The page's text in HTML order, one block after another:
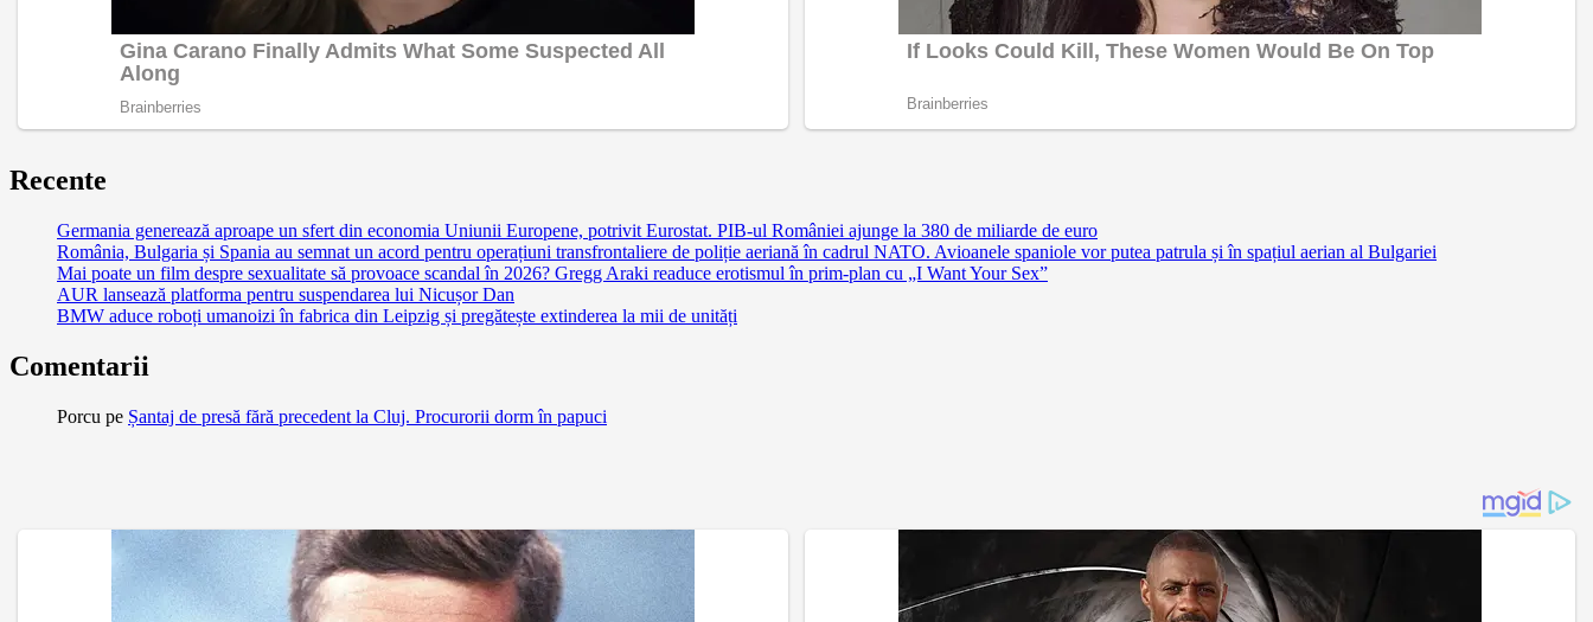
Recente
Germania generează aproape un sfert din economia Uniunii Europene, potrivit Eurostat. PIB-ul României ajunge la 380 de miliarde de euro
România, Bulgaria și Spania au semnat un acord pentru operațiuni transfrontaliere de poliție aeriană în cadrul NATO. Avioanele spaniole vor putea patrula și în spațiul aerian al Bulgariei
Mai poate un film despre sexualitate să provoace scandal în 2026? Gregg Araki readuce erotismul în prim-plan cu „I Want Your Sex”
AUR lansează platforma pentru suspendarea lui Nicușor Dan
BMW aduce roboți umanoizi în fabrica din Leipzig și pregătește extinderea la mii de unități
Comentarii
Porcu pe Șantaj de presă fără precedent la Cluj. Procurorii dorm în papuci